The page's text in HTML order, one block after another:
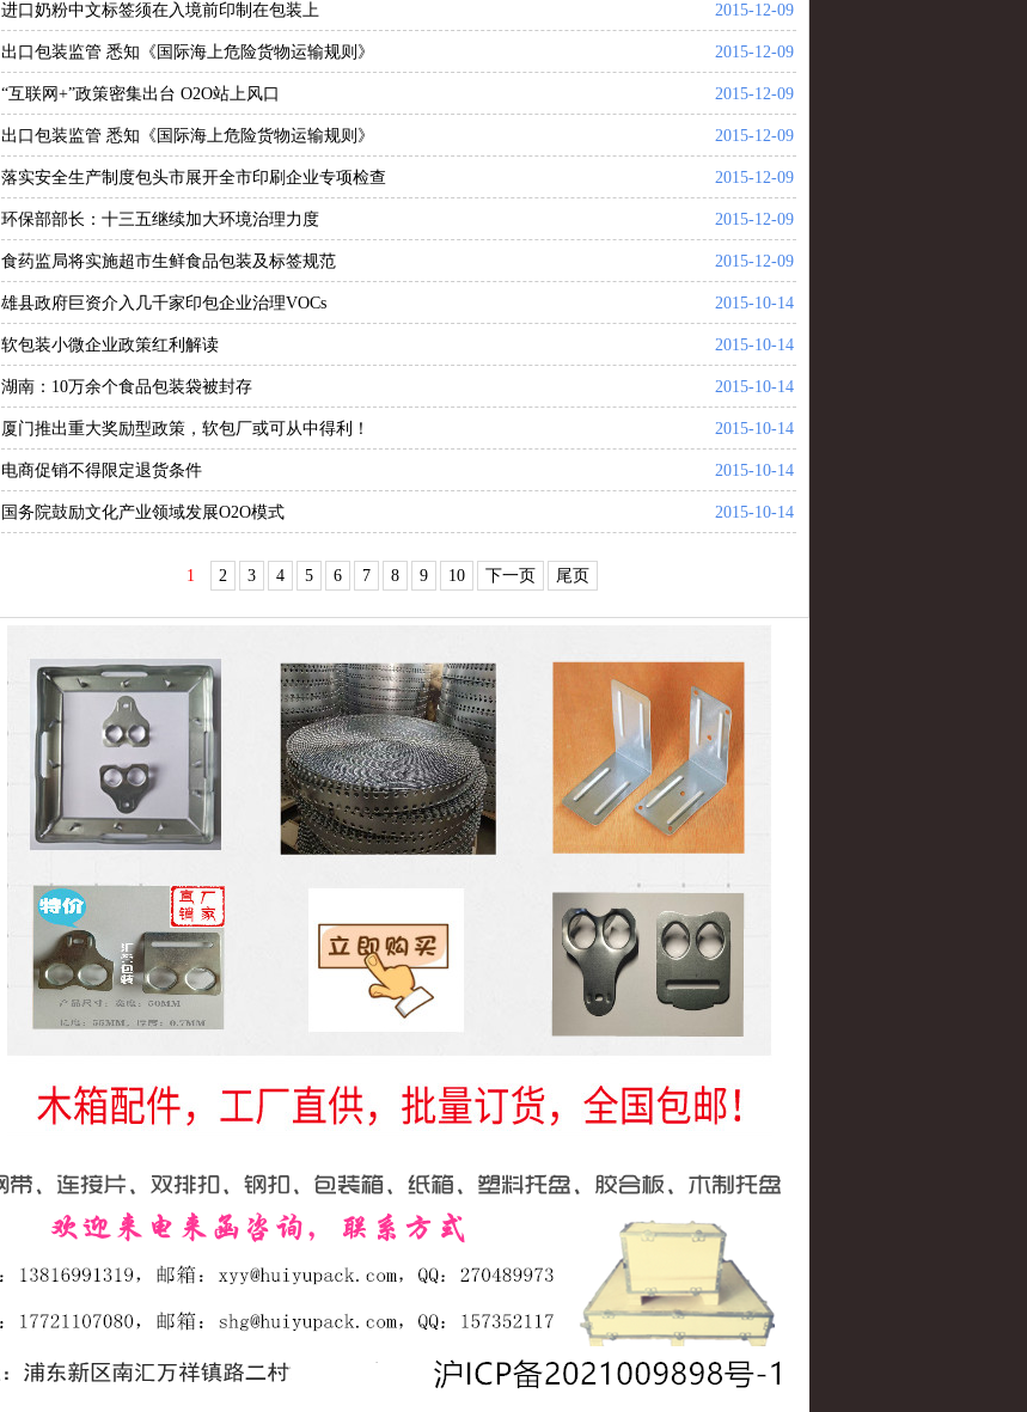
2015-12-09
进口奶粉中文标签须在入境前印制在包装上
2015-12-09
出口包装监管 悉知《国际海上危险货物运输规则》
2015-12-09
“互联网+”政策密集出台 O2O站上风口
2015-12-09
出口包装监管 悉知《国际海上危险货物运输规则》
2015-12-09
落实安全生产制度包头市展开全市印刷企业专项检查
2015-12-09
环保部部长：十三五继续加大环境治理力度
2015-12-09
食药监局将实施超市生鲜食品包装及标签规范
2015-10-14
雄县政府巨资介入几千家印包企业治理VOCs
2015-10-14
软包装小微企业政策红利解读
2015-10-14
湖南：10万余个食品包装袋被封存
2015-10-14
厦门推出重大奖励型政策，软包厂或可从中得利！
2015-10-14
电商促销不得限定退货条件
2015-10-14
国务院鼓励文化产业领域发展O2O模式
1 2 3 4 5 6 7 8 9 10 下一页 尾页